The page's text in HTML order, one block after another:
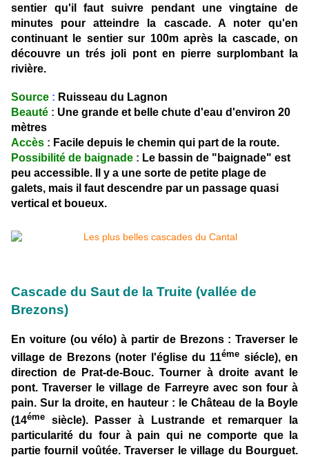
sentier qu'il faut suivre pendant une vingtaine de
minutes pour atteindre la cascade. A noter qu'en
continuant le sentier sur 100m après la cascade, on
découvre un trés joli pont en pierre surplombant la
rivière.
Source : Ruisseau du Lagnon
Beauté : Une grande et belle chute d'eau d'environ 20
mètres
Accès : Facile depuis le chemin qui part de la route.
Possibilité de baignade : Le bassin de "baignade" est
peu accessible. Il y a une sorte de petite plage de
galets, mais il faut descendre par un passage quasi
vertical et boueux.
Cascade du Saut de la Truite (vallée de
Brezons)
En voiture (ou vélo) à partir de Brezons : Traverser le
village de Brezons (noter l'église du 11éme siécle), en
direction de Prat-de-Bouc. Tourner à droite avant le
pont. Traverser le village de Farreyre avec son four à
pain. Sur la droite, en hauteur : le Château de la Boyle
(14éme siècle). Passer à Lustrande et remarquer la
particularité du four à pain qui ne comporte que la
partie fournil voûtée. Traverser le village du Bourguet.